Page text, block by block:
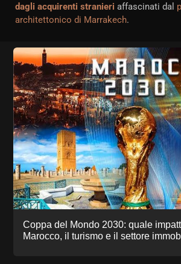
dagli acquirenti stranieri affascinati dal
architettonico di Marrakech.
Coppa del Mondo 2030: quale
Marocco, il turismo e il settore